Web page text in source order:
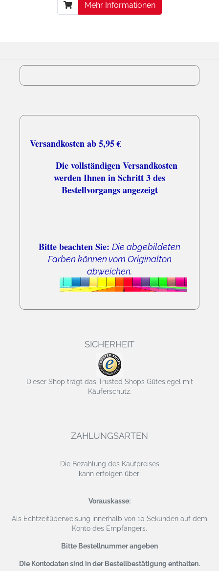
Mehr Informationen
Versandkosten ab 5,95 €
Die vollständigen Versandkosten
werden Ihnen in Schritt 3 des
Bestellvorgangs angezeigt
Bitte beachten Sie: Die abgebildeten
Farben können vom Originalton
abweichen.
SICHERHEIT
Dieser Shop trägt das Trusted Shops Gütesiegel mit
Käuferschutz.
ZAHLUNGSARTEN
Die Bezahlung des Kaufpreises
kann erfolgen über:
Vorauskasse:
Als Echtzeitüberweisung innerhalb von 10 Sekunden auf dem
Konto des Empfängers.
Bitte Bestellnummer angeben
Die Kontodaten sind in der Bestellbestätigung enthalten.